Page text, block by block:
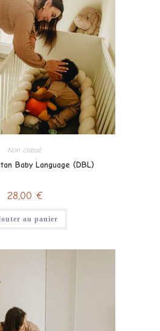
Non classé
Baby Language (DBL)
28,00 €
au panier